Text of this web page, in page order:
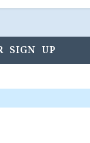
SIGN UP